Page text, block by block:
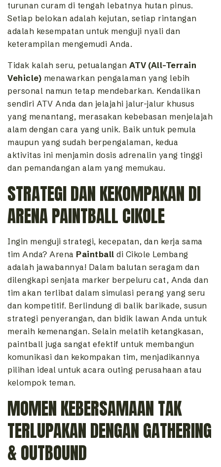
turunan curam di tengah lebatnya hutan pinus.
Setiap belokan adalah kejutan, setiap rintangan
adalah kesempatan untuk menguji nyali dan
keterampilan mengemudi Anda.
Tidak kalah seru, petualangan ATV (All-Terrain
Vehicle) menawarkan pengalaman yang lebih
personal namun tetap mendebarkan. Kendalikan
sendiri ATV Anda dan jelajahi jalur-jalur khusus
yang menantang, merasakan kebebasan menjelajah
alam dengan cara yang unik. Baik untuk pemula
maupun yang sudah berpengalaman, kedua
aktivitas ini menjamin dosis adrenalin yang tinggi
dan pemandangan alam yang memukau.
STRATEGI DAN KEKOMPAKAN DI
ARENA PAINTBALL CIKOLE
Ingin menguji strategi, kecepatan, dan kerja sama
tim Anda? Arena Paintball di Cikole Lembang
adalah jawabannya! Dalam balutan seragam dan
dilengkapi senjata marker berpeluru cat, Anda dan
tim akan terlibat dalam simulasi perang yang seru
dan kompetitif. Berlindung di balik barikade, susun
strategi penyerangan, dan bidik lawan Anda untuk
meraih kemenangan. Selain melatih ketangkasan,
paintball juga sangat efektif untuk membangun
komunikasi dan kekompakan tim, menjadikannya
pilihan ideal untuk acara outing perusahaan atau
kelompok teman.
MOMEN KEBERSAMAAN TAK
TERLUPAKAN DENGAN GATHERING
& OUTBOUND